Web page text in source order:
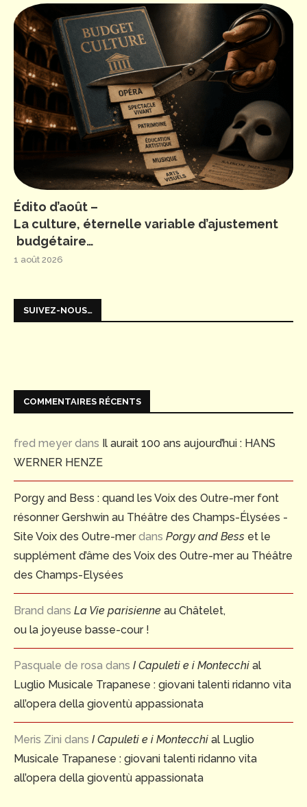
Édito d’août –
La culture, éternelle variable d’ajustement
budgétaire…
1 août 2026
SUIVEZ-NOUS…
COMMENTAIRES RÉCENTS
fred meyer dans Il aurait 100 ans aujourd’hui : HANS
WERNER HENZE
Porgy and Bess : quand les Voix des Outre-mer font
résonner Gershwin au Théâtre des Champs-Élysées -
Site Voix des Outre-merdans Porgy and Bess et le
supplément d’âme des Voix des Outre-mer au Théâtre
des Champs-Elysées
Brand dans La Vie parisienne au Châtelet,
ou la joyeuse basse-cour !
Pasquale de rosa dans I Capuleti e i Montecchi al
Luglio Musicale Trapanese : giovani talenti ridanno vita
all’opera della gioventù appassionata
Meris Zini dans I Capuleti e i Montecchi al Luglio
Musicale Trapanese : giovani talenti ridanno vita
all’opera della gioventù appassionata